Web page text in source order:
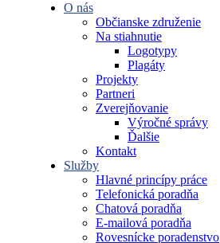
O nás
Občianske združenie
Na stiahnutie
Logotypy
Plagáty
Projekty
Partneri
Zverejňovanie
Výročné správy
Ďalšie
Kontakt
Služby
Hlavné princípy práce
Telefonická poradňa
Chatová poradňa
E-mailová poradňa
Rovesnícke poradenstvo